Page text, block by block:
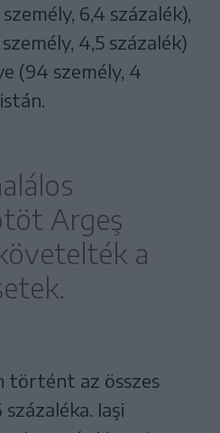
6,4 százalék),
4,5 százalék)
(94 személy, 4
Argeş
a
történt az összes
Iaşi